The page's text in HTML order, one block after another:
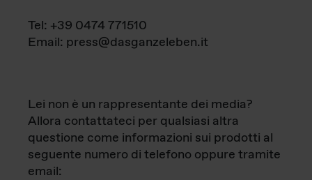
Tel: +39 0474 771510
Email: press@dasganzeleben.it
Lei non è un rappresentante dei media?
Allora contattateci per qualsiasi altra
questione come informazioni sui prodotti al
seguente numero di telefono oppure tramite
email: